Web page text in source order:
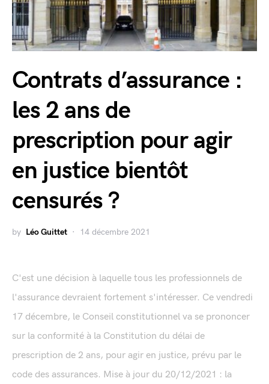
Contrats d’assurance :
les 2 ans de
prescription pour agir
en justice bientôt
censurés ?
by Léo Guittet 14 décembre 2021
C'est une décision à laquelle tous les professionnels de
l'assurance devraient fortement s'intéresser. Ce vendredi
17 décembre, le Conseil constitutionnel va se prononcer
sur la conformité à la Constitution du délai de
prescription de 2 ans, pour agir en justice, prévu par le
code des assurances. Mise à jour du 20/12/2021 : la